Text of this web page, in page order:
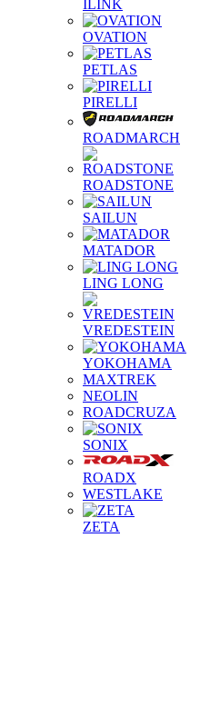
ILINK
OVATION
PETLAS
PIRELLI
ROADMARCH
ROADSTONE
SAILUN
MATADOR
LING LONG
VREDESTEIN
YOKOHAMA
MAXTREK
NEOLIN
ROADCRUZA
SONIX
ROADX
WESTLAKE
ZETA